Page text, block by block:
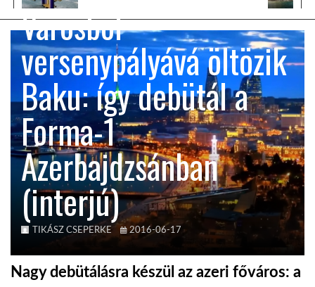
LATIN-AMERIKA
KÖZEL-KELET
AUSZTRÁLIA
A VILÁG ITTHON
Városból
versenypályává öltözik
Baku: így debütál a
Forma-1
Azerbajdzsánban
(interjú)
TIKÁSZ CSEPERKE 2016-06-17
Nagy debütálásra készül az azeri főváros: a